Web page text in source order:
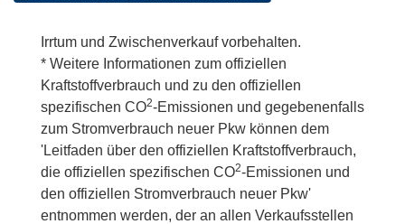
Irrtum und Zwischenverkauf vorbehalten.
* Weitere Informationen zum offiziellen
Kraftstoffverbrauch und zu den offiziellen
spezifischen CO2-Emissionen und gegebenenfalls
zum Stromverbrauch neuer Pkw können dem
'Leitfaden über den offiziellen Kraftstoffverbrauch,
die offiziellen spezifischen CO2-Emissionen und
den offiziellen Stromverbrauch neuer Pkw'
entnommen werden, der an allen Verkaufsstellen